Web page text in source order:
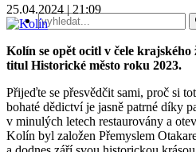
25.04.2024 | 21:09
Kolín se opět ocitl v čele
titul Historické město roku 2023.
Přijeďte se přesvědčit sami, proč si
bohaté dědictví je jasně patrné díky
v minulých letech restaurovány a
Kolín byl založen Přemyslem